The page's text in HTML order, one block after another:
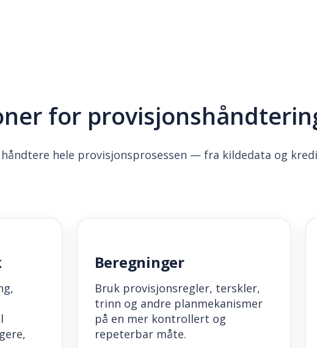
for
hele provisjonsprosessen — fra kildedata og
Beregninger
Bruk provisjonsregler, terskler,
trinn og andre planmekanismer
på en mer kontrollert og
repeterbar måte.